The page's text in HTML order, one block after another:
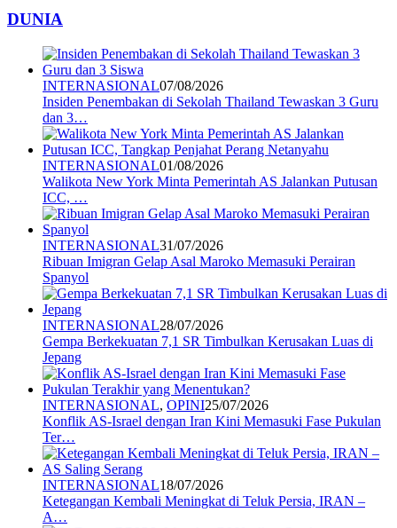
DUNIA
INTERNASIONAL07/08/2026
Insiden Penembakan di Sekolah Thailand Tewaskan 3 Guru
dan 3…
INTERNASIONAL01/08/2026
Walikota New York Minta Pemerintah AS Jalankan Putusan
ICC, …
INTERNASIONAL31/07/2026
Ribuan Imigran Gelap Asal Maroko Memasuki Perairan
Spanyol
INTERNASIONAL28/07/2026
Gempa Berkekuatan 7,1 SR Timbulkan Kerusakan Luas di
Jepang
INTERNASIONAL, OPINI25/07/2026
Konflik AS-Israel dengan Iran Kini Memasuki Fase Pukulan
Ter…
INTERNASIONAL18/07/2026
Ketegangan Kembali Meningkat di Teluk Persia, IRAN –
A…